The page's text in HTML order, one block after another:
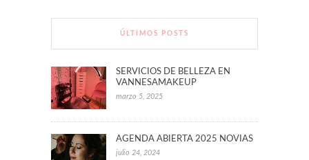
ÚLTIMOS POSTS
SERVICIOS DE BELLEZA EN
VANNESAMAKEUP
marzo 5, 2025
AGENDA ABIERTA 2025 NOVIAS
julio 24, 2024